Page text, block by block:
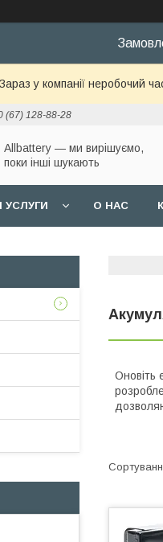
Зараз у компанії неробочий
(67) 128-88-28
Allbattery — ми вирішуємо,
поки інші шукають
УСЛУГИ О НАС
Оновіть